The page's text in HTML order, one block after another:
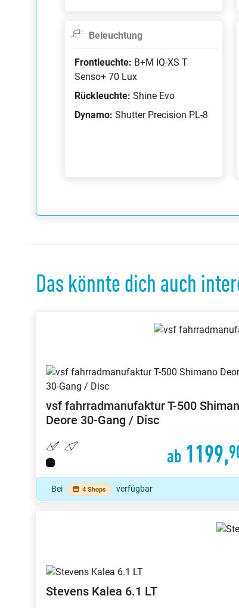
Beleuchtung
Frontleuchte: B+M IQ-XS T
Senso+ 70 Lux
Rückleuchte: Shine Evo
Dynamo: Shutter Precision PL-8
Das könnte dich auch
vsf fahrradmanufakturT-500
Deore 30-Gang / Disc
ab1199,
Bei 4 Shops verfügbar
Stevens Kalea 6.1 LT